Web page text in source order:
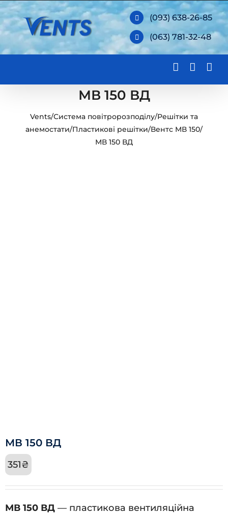
Skip
to
content
(093) 638-26-85
(063) 781-32-48
МВ 150 ВД
Vents/Система повітророзподілу/Решітки та
анемостати/Пластикові решітки/Вентс МВ 150/
МВ 150 ВД
МВ 150 ВД
351₴
МВ 150 ВД — пластикова вентиляційна